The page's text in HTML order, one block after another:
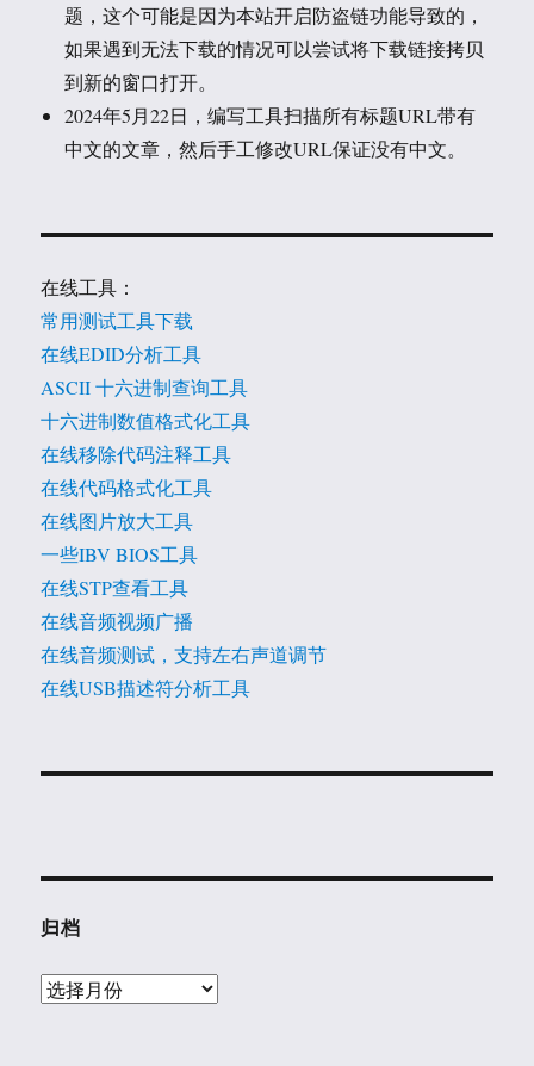
题，这个可能是因为本站开启防盗链功能导致的，
如果遇到无法下载的情况可以尝试将下载链接拷贝
到新的窗口打开。
2024年5月22日，编写工具扫描所有标题URL带有
中文的文章，然后手工修改URL保证没有中文。
在线工具：
常用测试工具下载
在线EDID分析工具
ASCII 十六进制查询工具
十六进制数值格式化工具
在线移除代码注释工具
在线代码格式化工具
在线图片放大工具
一些IBV BIOS工具
在线STP查看工具
在线音频视频广播
在线音频测试，支持左右声道调节
在线USB描述符分析工具
归档
归